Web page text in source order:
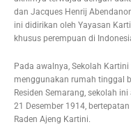
dan Jacques Henrij
ini didirikan oleh Yayasan
khusus perempuan di
Pada awalnya, Sekolah
menggunakan rumah tinggal
Residen Semarang, sekolah
21 Desember 1914,
Raden Ajeng Kartini.